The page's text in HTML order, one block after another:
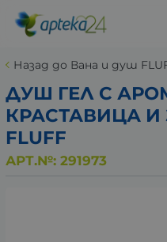
Назад до Вана и душ
ДУШ ГЕЛ С
КРАСТАВИЦА И
FLUFF
АРТ.№: 291973